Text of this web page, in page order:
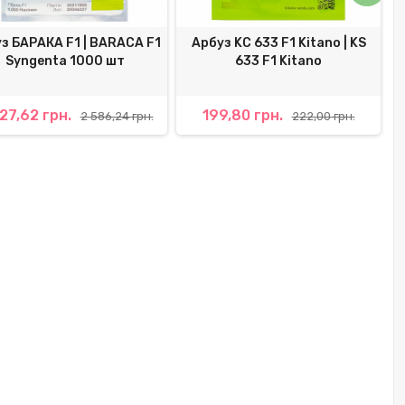
БАРАКА F1 | BARACA F1
Syngenta 1000 шт
грн. 2 586,24 грн.
Арбуз KС 633 F1 Kitano | KS
633 F1 Kitano
199,80 грн. 222,00 грн.